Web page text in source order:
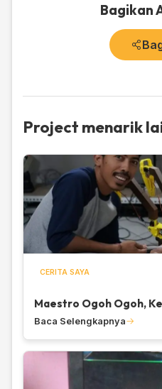
Bagikan
Project menarik
CERITA SAYA
Maestro Ogoh Ogoh,
Baca Selengkapnya